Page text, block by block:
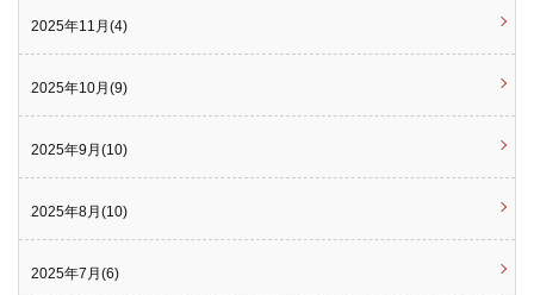
2025年11月(4)
2025年10月(9)
2025年9月(10)
2025年8月(10)
2025年7月(6)